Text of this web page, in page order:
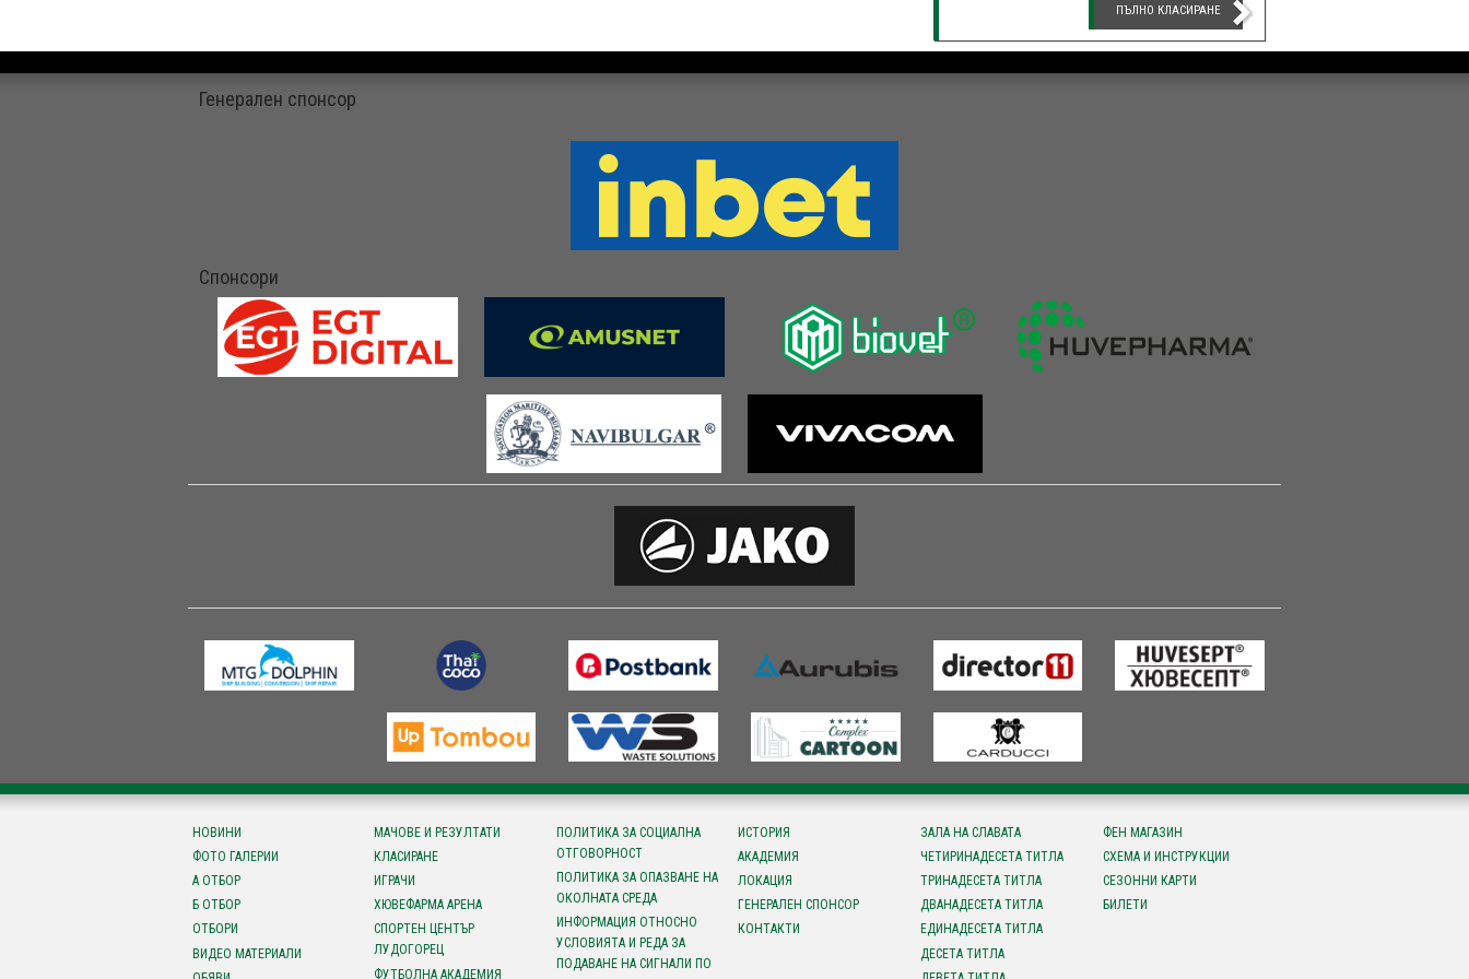
ПЪЛНО КЛАСИРАНЕ
Генерален спонсор
Спонсори
НОВИНИ
ФОТО ГАЛЕРИИ
А ОТБОР
Б ОТБОР
ОТБОРИ
ВИДЕО МАТЕРИАЛИ
МАЧОВЕ И РЕЗУЛТАТИ
КЛАСИРАНЕ
ИГРАЧИ
ХЮВЕФАРМА АРЕНА
СПОРТЕН ЦЕНТЪР
ЛУДОГОРЕЦ
ФУТБОЛНА АКАДЕМИЯ
ПОЛИТИКА ЗА СОЦИАЛНА
ОТГОВОРНОСТ
ПОЛИТИКА ЗА ОПАЗВАНЕ НА
ОКОЛНАТА СРЕДА
ИНФОРМАЦИЯ ОТНОСНО
УСЛОВИЯТА И РЕДА ЗА
ПОДАВАНЕ НА СИГНАЛИ ПО
ИСТОРИЯ
АКАДЕМИЯ
ЛОКАЦИЯ
ГЕНЕРАЛЕН СПОНСОР
КОНТАКТИ
ЗАЛА НА СЛАВАТА
ЧЕТИРИНАДЕСЕТА ТИТЛА
ТРИНАДЕСЕТА ТИТЛА
ДВАНАДЕСЕТА ТИТЛА
ЕДИНАДЕСЕТА ТИТЛА
ДЕСЕТА ТИТЛА
ФЕН МАГАЗИН
СХЕМА И ИНСТРУКЦИИ
СЕЗОННИ КАРТИ
БИЛЕТИ